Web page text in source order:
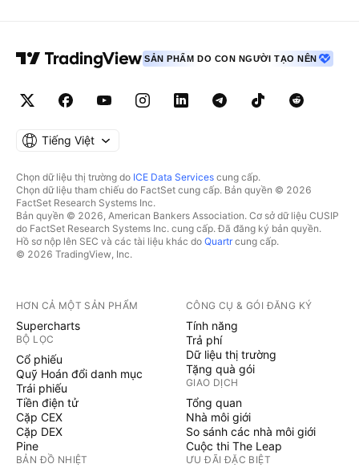
SẢN PHẨM DO CON NGƯỜI TẠO NÊN
Tiếng Việt
Chọn dữ liệu thị trường do ICE Data Services cung cấp.
Chọn dữ liệu tham chiếu do FactSet cung cấp. Bản quyền © 2026
FactSet Research Systems Inc.
Bản quyền © 2026, American Bankers Association. Cơ sở dữ liệu CUSIP
do FactSet Research Systems Inc. cung cấp. Đã đăng ký bản quyền.
Hồ sơ nộp lên SEC và các tài liệu khác do Quartrcung cấp.
© 2026 TradingView, Inc.
HƠN CẢ MỘT SẢN PHẨM
Supercharts
BỘ LỌC
Cổ phiếu
Quỹ Hoán đổi danh mục
Trái phiếu
Tiền điện tử
Cặp CEX
Cặp DEX
Pine
BẢN ĐỒ NHIỆT
CÔNG CỤ & GÓI ĐĂNG KÝ
Tính năng
Trả phí
Dữ liệu thị trường
Tặng quà gói
GIAO DỊCH
Tổng quan
Nhà môi giới
So sánh các nhà môi giới
Cuộc thi The Leap
ƯU ĐÃI ĐẶC BIỆT